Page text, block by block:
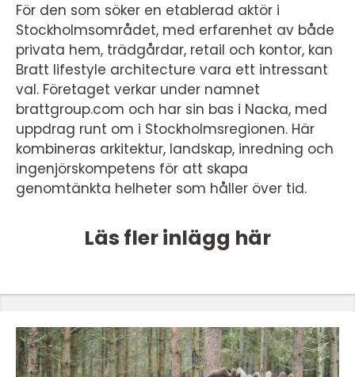
För den som söker en etablerad aktör i
Stockholmsområdet, med erfarenhet av både
privata hem, trädgårdar, retail och kontor, kan
Bratt lifestyle architecture vara ett intressant
val. Företaget verkar under namnet
brattgroup.com och har sin bas i Nacka, med
uppdrag runt om i Stockholmsregionen. Här
kombineras arkitektur, landskap, inredning och
ingenjörskompetens för att skapa
genomtänkta helheter som håller över tid.
Läs fler inlägg här